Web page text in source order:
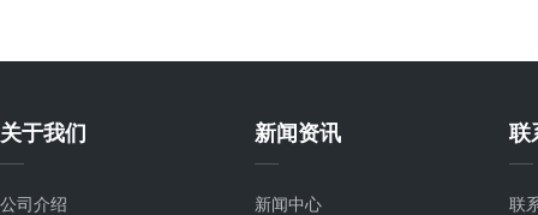
关于我们
公司介绍
新闻资讯
新闻中心
联
联